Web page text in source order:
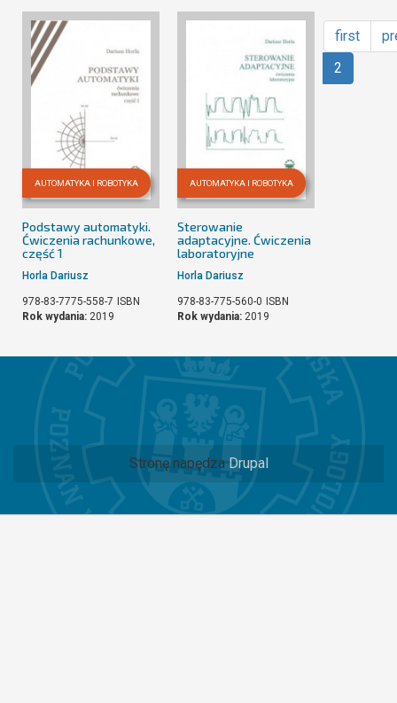
AUTOMATYKA I ROBOTYKA
Podstawy automatyki.
Ćwiczenia rachunkowe,
część 1
Horla Dariusz
978-83-7775-558-7 ISBN
Rok wydania: 2019
AUTOMATYKA I ROBOTYKA
Sterowanie
adaptacyjne. Ćwiczenia
laboratoryjne
Horla Dariusz
978-83-775-560-0 ISBN
Rok wydania: 2019
first
2
Stronę napędza Drupal